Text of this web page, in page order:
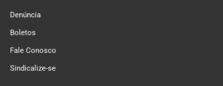
Denúncia
Boletos
Fale Conosco
Sindicalize-se